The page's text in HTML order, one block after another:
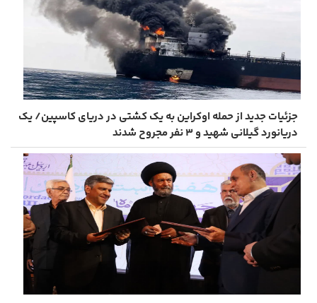
جزئیات جدید از حمله اوکراین به یک کشتی در دریای کاسپین/ یک
دریانورد گیلانی شهید و ۳ نفر مجروح شدند